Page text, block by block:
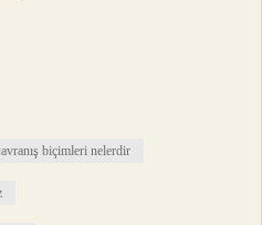
biçimleri nelerdir